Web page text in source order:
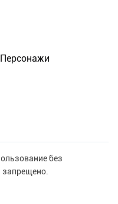
Персонажи
без